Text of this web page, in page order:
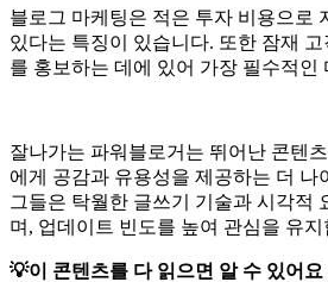
블로그 마케팅은 적은 투자 비용으로
있다는 특징이 있습니다. 또한 잠재
를 홍보하는 데에 있어 가장 필수적인
잘나가는 파워블로거는 뛰어난 콘텐
에게 공감과 유용성을 제공하는 더 나
그들은 탁월한 글쓰기 기술과 시각적
며, 업데이트 빈도를 높여 관심을 유지
💡이 콘텐츠를 다 읽으면 알 수 있어요